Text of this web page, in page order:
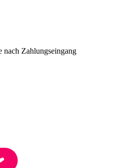
nach Zahlungseingang